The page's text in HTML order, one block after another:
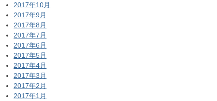
2017年10月
2017年9月
2017年8月
2017年7月
2017年6月
2017年5月
2017年4月
2017年3月
2017年2月
2017年1月